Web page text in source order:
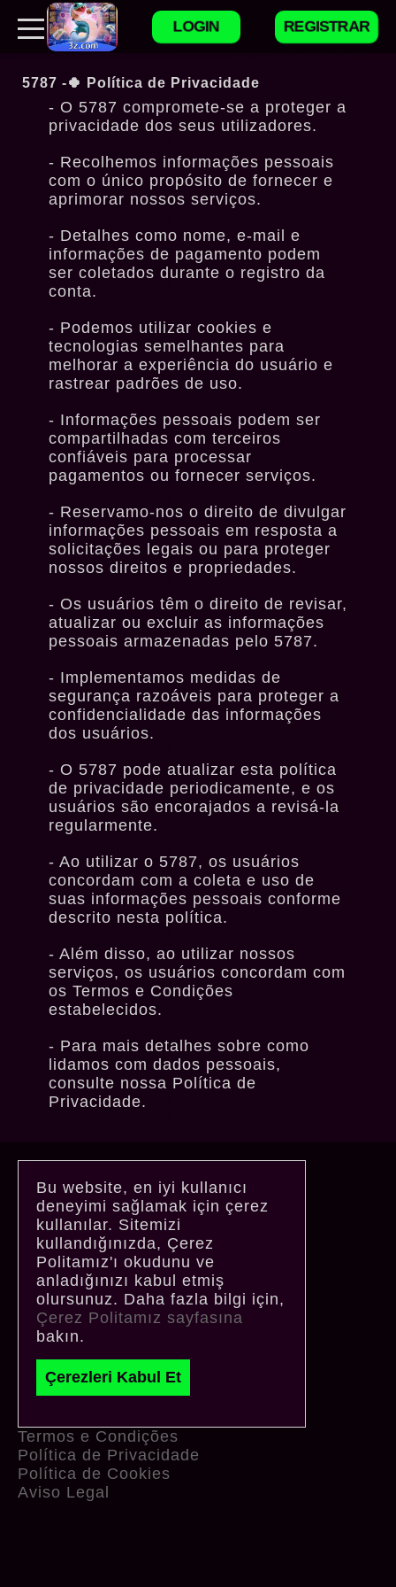
LOGIN REGISTRAR
5787 -🍀 Política de Privacidade
O 5787 compromete-se a proteger a
privacidade dos seus utilizadores.
Recolhemos informações pessoais
com o único propósito de fornecer e
aprimorar nossos serviços.
Detalhes como nome, e-mail e
informações de pagamento podem
ser coletados durante o registro da
conta.
Podemos utilizar cookies e
tecnologias semelhantes para
melhorar a experiência do usuário e
rastrear padrões de uso.
Informações pessoais podem ser
compartilhadas com terceiros
confiáveis para processar
pagamentos ou fornecer serviços.
Reservamo-nos o direito de divulgar
informações pessoais em resposta a
solicitações legais ou para proteger
nossos direitos e propriedades.
Os usuários têm o direito de revisar,
atualizar ou excluir as informações
pessoais armazenadas pelo 5787.
Implementamos medidas de
segurança razoáveis para proteger a
confidencialidade das informações
dos usuários.
O 5787 pode atualizar esta política
de privacidade periodicamente, e os
usuários são encorajados a revisá-la
regularmente.
Ao utilizar o 5787, os usuários
concordam com a coleta e uso de
suas informações pessoais conforme
descrito nesta política.
Além disso, ao utilizar nossos
serviços, os usuários concordam com
os Termos e Condições
estabelecidos.
Para mais detalhes sobre como
lidamos com dados pessoais,
consulte nossa Política de
Privacidade.
Termos e Condições
Política de Privacidade
Política de Cookies
Aviso Legal
Bu website, en iyi kullanıcı
deneyimi sağlamak için çerez
kullanılar. Sitemizi
kullandığınızda, Çerez
Politamız'ı okudunu ve
anladığınızı kabul etmiş
olursunuz. Daha fazla bilgi için,
Çerez Politamız sayfasına
bakın.
Çerezleri Kabul Et